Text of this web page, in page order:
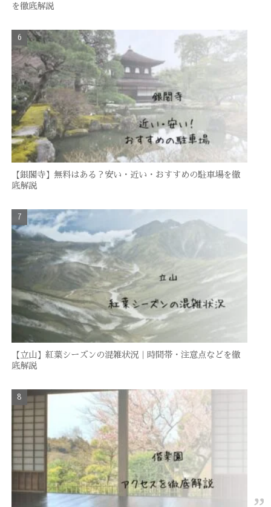
を徹底解説
【銀閣寺】無料はある？安い・近い・おすすめの駐車場を徹
底解説
【立山】紅葉シーズンの混雑状況｜時間帯・注意点などを徹
底解説